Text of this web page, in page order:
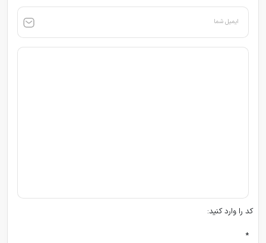
ایمیل شما
کد را وارد کنید:
*